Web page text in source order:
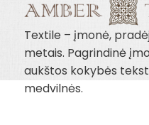
Textile – įmonė,
metais. Pagrindinė
aukštos kokybės
medvilnės.